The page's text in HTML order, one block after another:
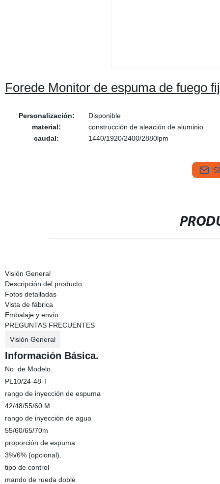
Forede Monitor de espuma de fuego
Personalización:
Disponible
material:
construcción de aleación de aluminio
caudal:
1440/1920/2400/2880lpm
Visión General
Descripción del producto
Fotos detalladas
Vista de fábrica
Embalaje y envío
PREGUNTAS FRECUENTES
Visión General
Información Básica.
No. de Modelo.
PL10/24-48-T
rango de inyección de espuma
42/48/55/60 M
rango de inyección de agua
55/60/65/70m
proporción de espuma
3%/6% (opcional).
tipo de control
mando de rueda doble